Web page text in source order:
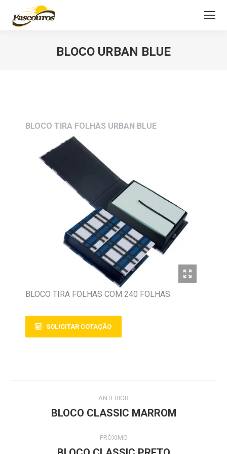
BLOCO URBAN BLUE
BLOCO TIRA FOLHAS URBAN BLUE
BLOCO TIRA FOLHAS COM 240 FOLHAS.
SOLICITAR COTAÇÃO
ANTERIOR
BLOCO CLASSIC MARROM
PRÓXIMO